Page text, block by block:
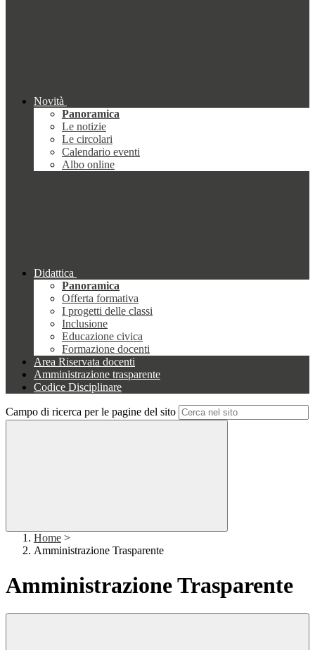
Novità
Panoramica
Le notizie
Le circolari
Calendario eventi
Albo online
Didattica
Panoramica
Offerta formativa
I progetti delle classi
Inclusione
Educazione civica
Formazione docenti
Area Riservata docenti
Amministrazione trasparente
Codice Disciplinare
Campo di ricerca per le pagine del sito
Home >
Amministrazione Trasparente
Amministrazione Trasparente